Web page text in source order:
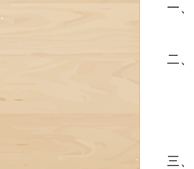
一、
二、
三、